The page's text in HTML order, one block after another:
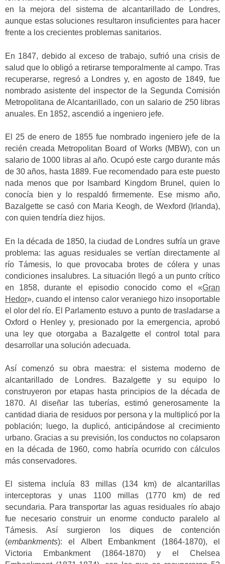
en la mejora del sistema de alcantarillado de Londres,
aunque estas soluciones resultaron insuficientes para hacer
frente a los crecientes problemas sanitarios.
En 1847, debido al exceso de trabajo, sufrió una crisis de
salud que lo obligó a retirarse temporalmente al campo. Tras
recuperarse, regresó a Londres y, en agosto de 1849, fue
nombrado asistente del inspector de la Segunda Comisión
Metropolitana de Alcantarillado, con un salario de 250 libras
anuales. En 1852, ascendió a ingeniero jefe.
El 25 de enero de 1855 fue nombrado ingeniero jefe de la
recién creada Metropolitan Board of Works (MBW), con un
salario de 1000 libras al año. Ocupó este cargo durante más
de 30 años, hasta 1889. Fue recomendado para este puesto
nada menos que por Isambard Kingdom Brunel, quien lo
conocía bien y lo respaldó firmemente. Ese mismo año,
Bazalgette se casó con Maria Keogh, de Wexford (Irlanda),
con quien tendría diez hijos.
En la década de 1850, la ciudad de Londres sufría un grave
problema: las aguas residuales se vertían directamente al
río Támesis, lo que provocaba brotes de cólera y unas
condiciones insalubres. La situación llegó a un punto crítico
en 1858, durante el episodio conocido como el «Gran
Hedor», cuando el intenso calor veraniego hizo insoportable
el olor del río. El Parlamento estuvo a punto de trasladarse a
Oxford o Henley y, presionado por la emergencia, aprobó
una ley que otorgaba a Bazalgette el control total para
desarrollar una solución adecuada.
Así comenzó su obra maestra: el sistema moderno de
alcantarillado de Londres. Bazalgette y su equipo lo
construyeron por etapas hasta principios de la década de
1870. Al diseñar las tuberías, estimó generosamente la
cantidad diaria de residuos por persona y la multiplicó por la
población; luego, la duplicó, anticipándose al crecimiento
urbano. Gracias a su previsión, los conductos no colapsaron
en la década de 1960, como habría ocurrido con cálculos
más conservadores.
El sistema incluía 83 millas (134 km) de alcantarillas
interceptoras y unas 1100 millas (1770 km) de red
secundaria. Para transportar las aguas residuales río abajo
fue necesario construir un enorme conducto paralelo al
Támesis. Así surgieron los diques de contención
(embankments): el Albert Embankment (1864-1870), el
Victoria Embankment (1864-1870) y el Chelsea